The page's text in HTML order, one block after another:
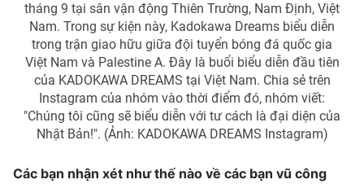
tháng 9 tại sân vận động Thiên Trường, Nam Định, Việt
Nam. Trong sự kiện này, Kadokawa Dreams biểu diễn
trong trận giao hữu giữa đội tuyển bóng đá quốc gia
Việt Nam và Palestine A. Đây là buổi biểu diễn đầu tiên
của KADOKAWA DREAMS tại Việt Nam. Chia sẻ trên
Instagram của nhóm vào thời điểm đó, nhóm viết:
"Chúng tôi cũng sẽ biểu diễn với tư cách là đại diện của
Nhật Bản!". (Ảnh: KADOKAWA DREAMS Instagram)
Các bạn nhận xét như thế nào về các bạn vũ công